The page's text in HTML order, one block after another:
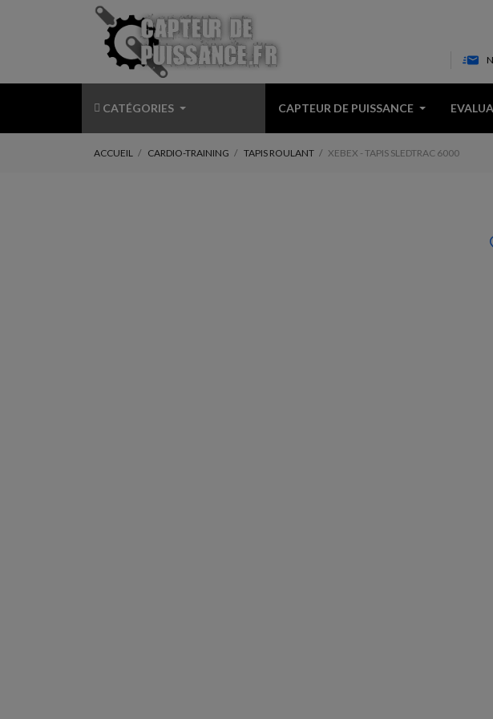
CATÉGORIES CAPTEUR DE PUISSANCE
ACCUEIL CARDIO-TRAINING TAPIS ROULANT XEBEX - TAPIS SLEDTRAC 6000